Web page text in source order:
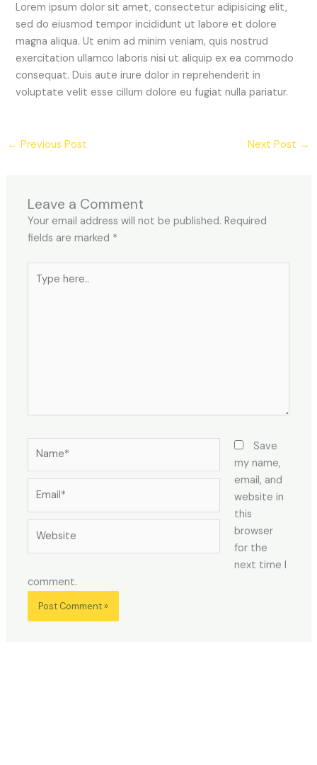
Lorem ipsum dolor sit amet, consectetur adipisicing elit,
sed do eiusmod tempor incididunt ut labore et dolore
magna aliqua. Ut enim ad minim veniam, quis nostrud
exercitation ullamco laboris nisi ut aliquip ex ea commodo
consequat. Duis aute irure dolor in reprehenderit in
voluptate velit esse cillum dolore eu fugiat nulla pariatur.
← Previous Post Next Post →
Leave a Comment
Your email address will not be published. Required
fields are marked *
here..
Save
my name,
email, and
website in
this
browser
for the
next time I
comment.